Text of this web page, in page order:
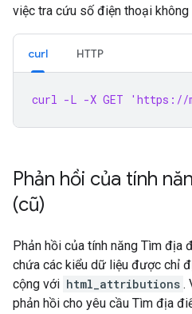
việc tra cứu số điện thoại không
curl HTTP
curl -L -X GET 'https://
Phản hồi của tính
(cũ)
Phản hồi của tính năng Tìm địa
chứa các kiểu dữ liệu được chỉ
cộng với html_attributions .
phản hồi cho yêu cầu Tìm địa